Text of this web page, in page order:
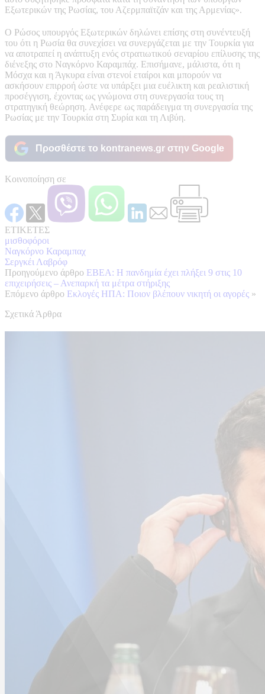
Εξωτερικών της Ρωσίας, του Αζερμπαϊτζάν και της Αρμενίας».
Ο Ρώσος υπουργός Εξωτερικών δηλώνει επίσης στη συνέντευξή
του ότι η Ρωσία θα συνεχίσει να συνεργάζεται με την Τουρκία για
να αποτραπεί η ανάπτυξη ενός στρατιωτικού σεναρίου επίλυσης της
διένεξης στο Ναγκόρνο Καραμπάχ. Επισήμανε, μάλιστα, ότι η
Μόσχα και η Άγκυρα είναι στενοί εταίροι και μπορούν να
ασκήσουν επιρροή ώστε να υπάρξει μια ευέλικτη και ρεαλιστική
προσέγγιση, έχοντας ως γνώμονα στη συνεργασία τους τη
στρατηγική θεώρηση. Ανέφερε ως παράδειγμα τη συνεργασία της
Ρωσίας με την Τουρκία στη Συρία και τη Λιβύη.
Προσθέστε το kontranews.gr στην Google
Κοινοποίηση σε
ΕΤΙΚΕΤΕΣ
μισθοφόροι
Ναγκόρνο Καραμπαχ
Σεργκέι Λαβρόφ
Προηγούμενο άρθρο ΕΒΕΑ: Η πανδημία έχει πλήξει 9 στις 10
επιχειρήσεις – Ανεπαρκή τα μέτρα στήριξης
Επόμενο άρθρο Εκλογές ΗΠΑ: Ποιον βλέπουν νικητή οι αγορές »
Σχετικά Άρθρα